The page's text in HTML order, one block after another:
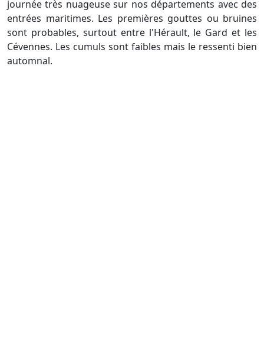
journée très nuageuse sur nos départements avec des
entrées maritimes. Les premières gouttes ou bruines
sont probables, surtout entre l'Hérault, le Gard et les
Cévennes. Les cumuls sont faibles mais le ressenti bien
automnal.